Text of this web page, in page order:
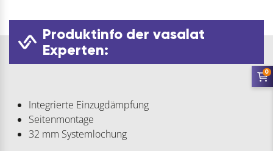
Produktinfo der vasalat
Experten:
Integrierte Einzugdämpfung
Seitenmontage
32 mm Systemlochung
0